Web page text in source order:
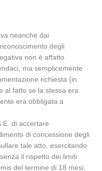
neanche dai
degli
non è affatto
ma semplicemente
richiesta (in
al fatto se la stessa era
era obbligata a
di accertare
di concessione degli
tale atto, esercitando
il rispetto dei limiti
del termine di 18 mesi,